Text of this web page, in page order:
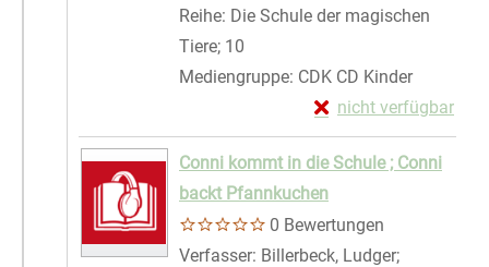
Reihe: Die Schule der magischen
Tiere; 10
Mediengruppe: CDK CD Kinder
nicht verfügbar
Exemplar-Details
Zum Download von
Conni kommt in die Schule ; Conni
backt Pfannkuchen
0 Bewertungen
Verfasser: Billerbeck, Ludger;